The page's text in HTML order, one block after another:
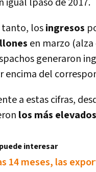
tanto, losingresos
en marzo
generaron
encima del
a estas cifras,
los más
interesar
14 meses, las